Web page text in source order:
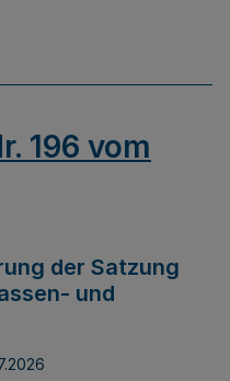
196 vom
der Satzung
und